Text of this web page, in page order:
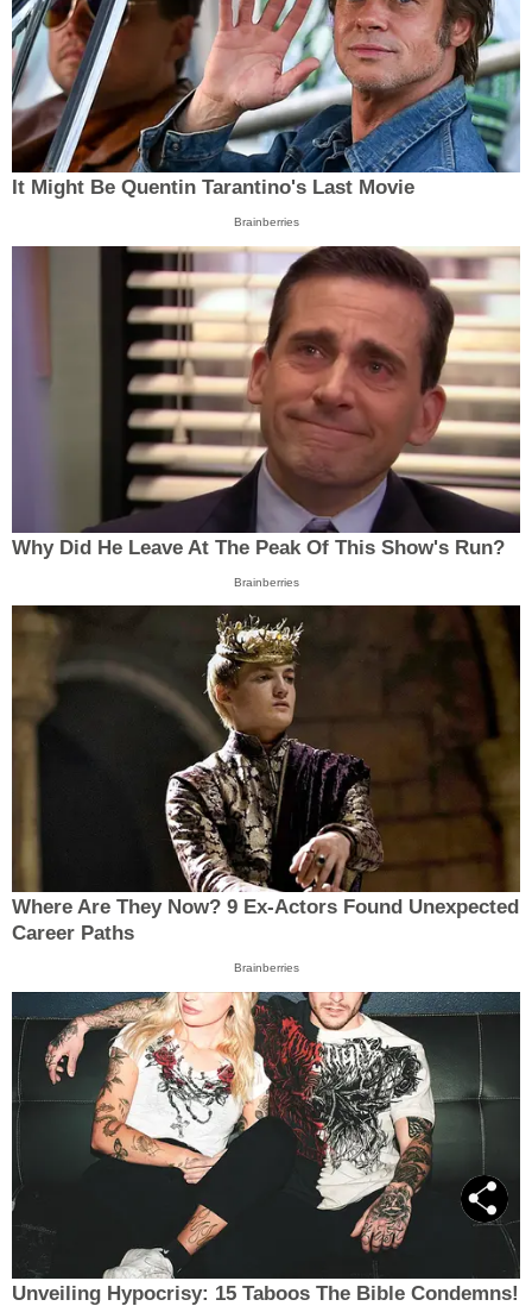
It Might Be Quentin Tarantino's Last Movie
Brainberries
Why Did He Leave At The Peak Of This Show's Run?
Brainberries
Where Are They Now? 9 Ex-Actors Found Unexpected
Career Paths
Brainberries
Unveiling Hypocrisy: 15 Taboos The Bible Condemns!